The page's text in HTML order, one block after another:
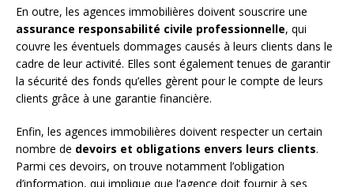
En outre, les agences immobilières doivent souscrire une
assurance responsabilité civile professionnelle, qui
couvre les éventuels dommages causés à leurs clients dans le
cadre de leur activité. Elles sont également tenues de garantir
la sécurité des fonds qu’elles gèrent pour le compte de leurs
clients grâce à une garantie financière.
Enfin, les agences immobilières doivent respecter un certain
nombre de devoirs et obligations envers leurs clients.
Parmi ces devoirs, on trouve notamment l’obligation
d’information, qui implique que l’agence doit fournir à ses